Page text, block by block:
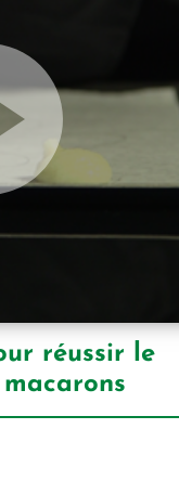
réussir le